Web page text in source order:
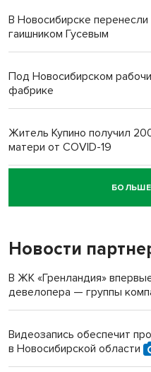
В Новосибирске
гаишником Гусевым
Под Новосибирском
фабрике
Житель Купино получил
матери от COVID-19
Новосибирский суд
пенсионерки на вокзале
«Мы живём на пастбище!»:
терроризируют жителей
Новосибирский
Новости
В ЖК «Гренландия»
девелопера — группы
Видеозапись обеспечит
в Новосибирской области